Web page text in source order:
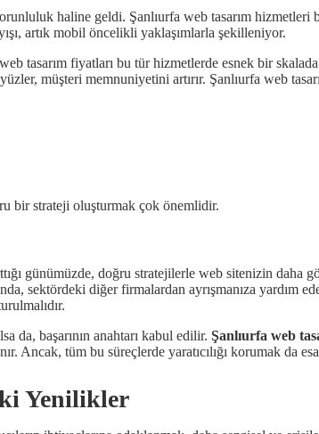
haline geldi. Şanlıurfa web tasarım hizmetleri
artık mobil öncelikli yaklaşımlarla şekilleniyor.
tasarım fiyatları bu tür hizmetlerde esnek bir
müşteri memnuniyetini artırır. Şanlıurfa web
bir strateji oluşturmak çok önemlidir.
günümüzde, doğru stratejilerle web sitenizin daha
sektördeki diğer firmalardan ayrışmanıza yardım
da, başarının anahtarı kabul edilir. Şanlıurfa web
Ancak, tüm bu süreçlerde yaratıcılığı korumak da
Yenilikler